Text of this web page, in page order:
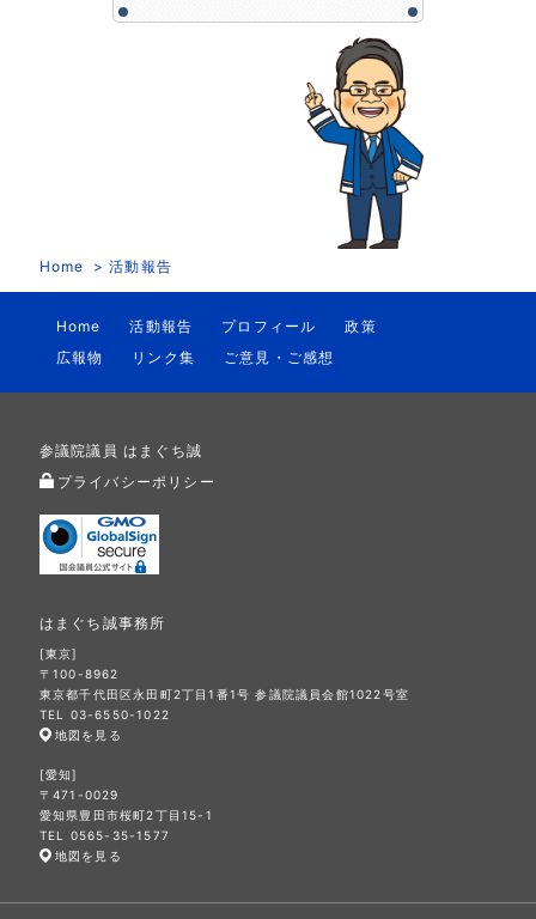
Home 活動報告
Home 活動報告 プロフィール
政策
広報物
リンク集 ご意見・ご感想
参議院議員 はまぐち誠
プライバシーポリシー
はまぐち誠事務所
[東京]
〒100-8962
東京都千代田区永田町2丁目1番1号 参議院議員会館1022号室
TEL 03-6550-1022
地図を見る
[愛知]
〒471-0029
愛知県豊田市桜町2丁目15-1
TEL 0565-35-1577
地図を見る